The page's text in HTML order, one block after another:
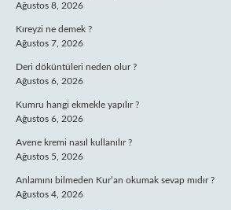
Ağustos 8, 2026
Kıreyzi ne demek ?
Ağustos 7, 2026
Deri döküntüleri neden olur ?
Ağustos 6, 2026
Kumru hangi ekmekle yapılır ?
Ağustos 6, 2026
Avene kremi nasıl kullanılır ?
Ağustos 5, 2026
Anlamını bilmeden Kur’an okumak sevap mıdır ?
Ağustos 4, 2026